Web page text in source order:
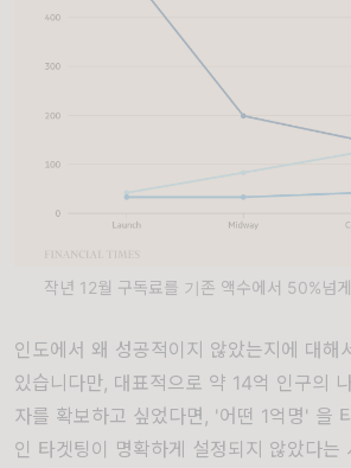
작년 12월 구독료를 기존 액수에서 50%넘
인도에서 왜 성공적이지 않았는지에 대해
있습니다만, 대표적으로 약 14억 인구의
자를 확보하고 싶었다면, '어떤 1억명' 을
인 타겟팅이 명확하게 설정되지 않았다는